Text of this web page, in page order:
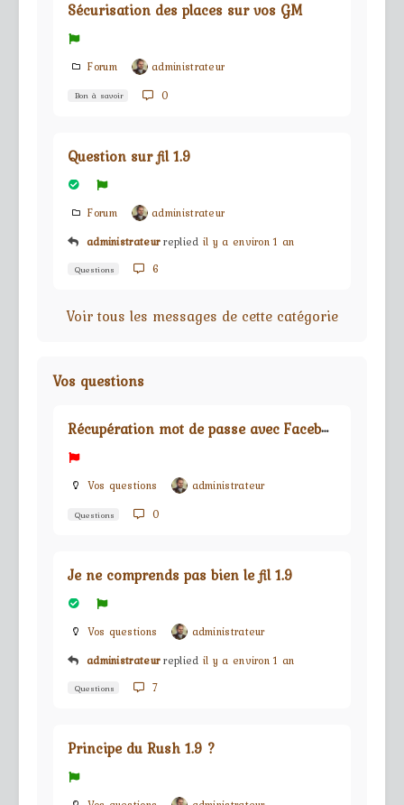
Sécurisation des places sur vos GM
Forum administrateur
Bon à savoir 0
Question sur fil 1.9
Forum
administrateur
administrateur replied il y a environ 1 an
Questions 6
Voir tous les messages de cette catégorie
Vos questions
R
écupération mot de passe avec Facebook
Vos questions administrateur
Questions 0
Je ne comprends pas bien le fil 1.9
Vos questions
administrateur
administrateur replied il y a environ 1 an
Questions 7
Principe du Rush 1.9 ?